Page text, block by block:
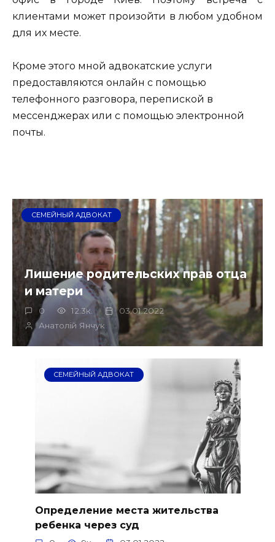
клиентами может произойти в любом удобном
для их месте.
Кроме этого мной адвокатские услуги
предоставляются онлайн с помощью
телефонного разговора, перепиской в
мессенджерах или с помощью электронной
почты.
СЕМЕЙНЫЙ АДВОКАТ
Лишение родительских прав отца
и матери
0 12.3к.
03.01.2022
Анатолій Янчук
СЕМЕЙНЫЙ АДВОКАТ
Определение места жительства
ребенка через суд